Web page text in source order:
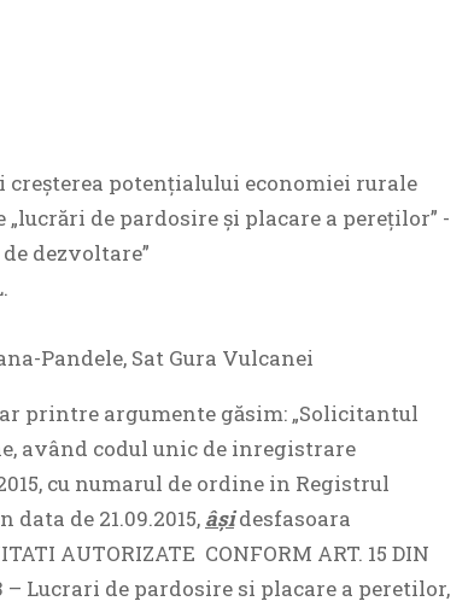
creșterea potențialului economiei rurale
de pardosire și placare a pereților” -
dezvoltare”
Pandele, Sat Gura Vulcanei
printre argumente găsim: „Solicitantul
având codul unic de inregistrare
cu numarul de ordine in Registrul
de 21.09.2015, âşidesfasoara
AUTORIZATE CONFORM ART. 15 DIN
– Lucrari de pardosire si placare a peretilor,